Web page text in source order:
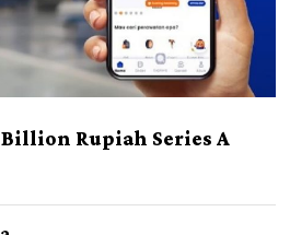
Rupiah Series A